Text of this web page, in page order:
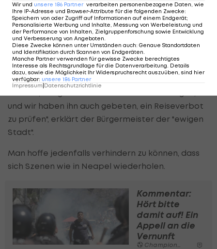
Innenminister Piantedosi angerufen und ihn
gebeten, die strengsten und rigorosesten
Maßnahmen zu bewerten, um Rom doppelt zu
schützen: als künstlerisches Erbe und als Kandidat
für die Expo", so Gualtieri.
"Wir werden die Maßnahmen, die ergriffen
und wir haben ihn auch gebeten, ein Reiseverbot
zu prüfen", erklärt der Bürgermeister der "ewigen
Stadt".
Man hoffe jedenfalls verhindern zu können, dass
sich Szenen wie in Neapel wiederholen.
Kommentar:
Hört bitte
damit auf! Ein
Appell an die
Vernunft
Champions League
Wir und unsere 186 Partner verarbeiten personenbezogene Daten, wie
Ihre IP-Adresse und Browser-Attribute für die folgenden Zwecke:
Speichern von oder Zugriff auf Informationen auf einem Endgerät;
Personalisierte Werbung und Inhalte, Messung von Werbeleistung und
der Performance von Inhalten, Zielgruppenforschung sowie Entwicklung
und Verbesserung von Angeboten
Diese Zwecke können unter Umständen auch: Genaue Standortdaten
und Identifikation durch Scannen von Endgeräten
Manche Partner verwenden für gewisse Zwecke berechtigtes
Interesse als Rechtsgrundlage für die Datenverarbeitung. Details
dazu, sowie die Möglichkeit Ihr Widerspruchsrecht auszuüben, sind hier
verfügbar: unsere 186 Partner
Impressum|Datenschutzrichtlinie